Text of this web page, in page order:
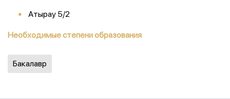
Атырау 5/2
Необходимые степени образования
Бакалавр